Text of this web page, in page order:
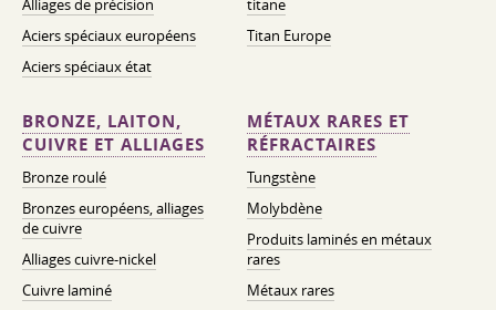
Alliages de précision
Aciers spéciaux européens
Aciers spéciaux état
titane
Titan Europe
BRONZE, LAITON,
CUIVRE ET ALLIAGES
Bronze roulé
Bronzes européens, alliages
de cuivre
Alliages cuivre-nickel
Cuivre laminé
MÉTAUX RARES ET
RÉFRACTAIRES
Tungstène
Molybdène
Produits laminés en métaux
rares
Métaux rares